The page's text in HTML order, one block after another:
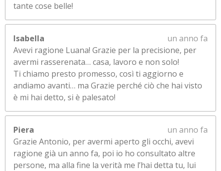
tante cose belle!
Isabella
un anno fa
Avevi ragione Luana! Grazie per la precisione, per
avermi rasserenata… casa, lavoro e non solo!
Ti chiamo presto promesso, così ti aggiorno e
andiamo avanti… ma Grazie perché ciò che hai visto
è mi hai detto, si è palesato!
Piera
un anno fa
Grazie Antonio, per avermi aperto gli occhi, avevi
ragione già un anno fa, poi io ho consultato altre
persone, ma alla fine la verità me l’hai detta tu, lui